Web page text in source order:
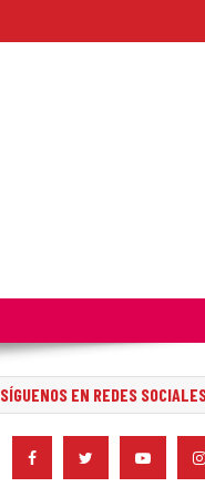
SÍGUENOS EN REDES